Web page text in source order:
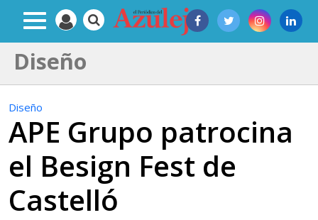
Diseño
Diseño
APE Grupo patrocina
el Besign Fest de
Castelló